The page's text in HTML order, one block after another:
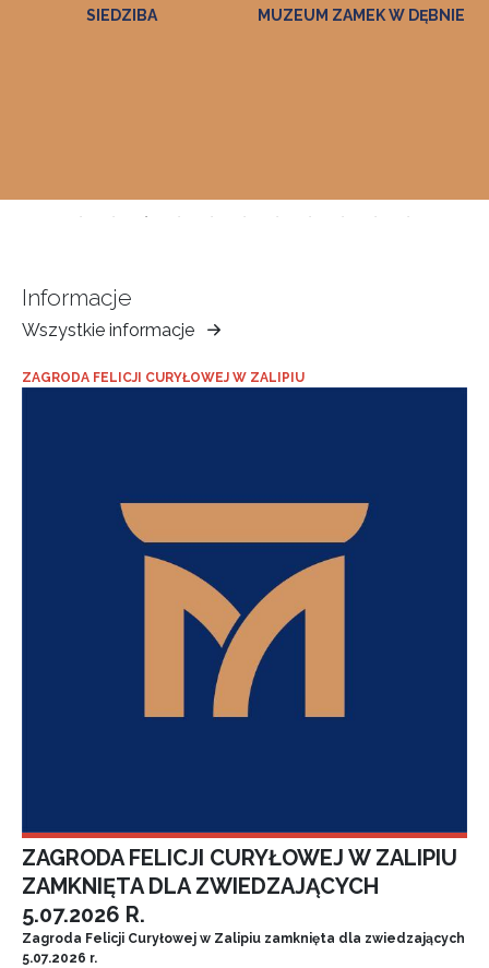
MUZEUM ZAMEK W DĘBNIE
MUZEUM WINCENTEGO
Informacje
Wszystkie informacje
Muzeum
Ziemi
Tarnowskiej
ZAGRODA FELICJI CURYŁOWEJ W ZALIPIU
ZAGRODA FELICJI CURYŁOWEJ W ZALIPIU
ZAMKNIĘTA DLA ZWIEDZAJĄCYCH
5.07.2026 R.
Zagroda Felicji Curyłowej w Zalipiu zamknięta dla zwiedzających
5.07.2026 r.